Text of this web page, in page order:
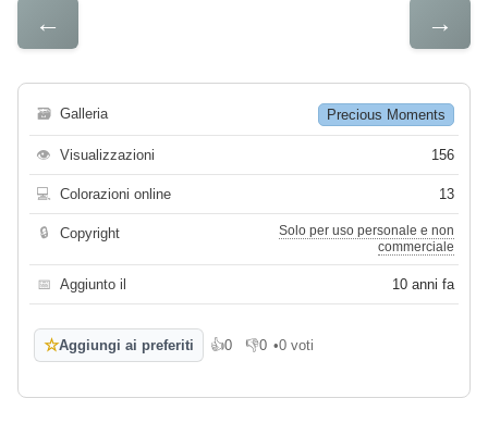
← →
🗃 Galleria Precious Moments
👁 Visualizzazioni 156
💻 Colorazioni online 13
🔒 Copyright
Solo per uso personale e non
commerciale
📅 Aggiunto il 10 anni fa
☆Aggiungi ai preferiti 👍0
Mi piace
👎0
Non mi piace
•0 voti